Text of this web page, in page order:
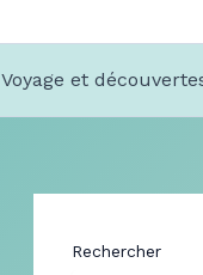
Voyage et
Rechercher